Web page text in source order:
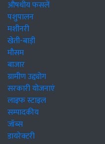
औषधीय फसलें
पशुपालन
मशीनरी
खेती-बाड़ी
मौसम
बाजार
ग्रामीण उद्द्योग
सरकारी योजनाएं
लाइफ स्टाइल
सम्पादकीय
जॉब्स
डायरेक्टरी